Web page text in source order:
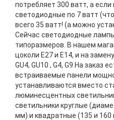
потребляет 300 ватт, а
светодиодные по 7 ватт
всего 35 ватт! (а можно
Сейчас светодиодные
типоразмеров. В нашем
цоколи Е27 и Е14, и на
GU4, GU10 , G4, G9.На заказ
встраиваемые панели
устанавливаются вместо
люминесцентных
светильники круглые
мм) и квадратные (135 и